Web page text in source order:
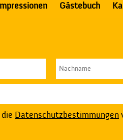
Gästebuch
Datenschutzbestimmungen